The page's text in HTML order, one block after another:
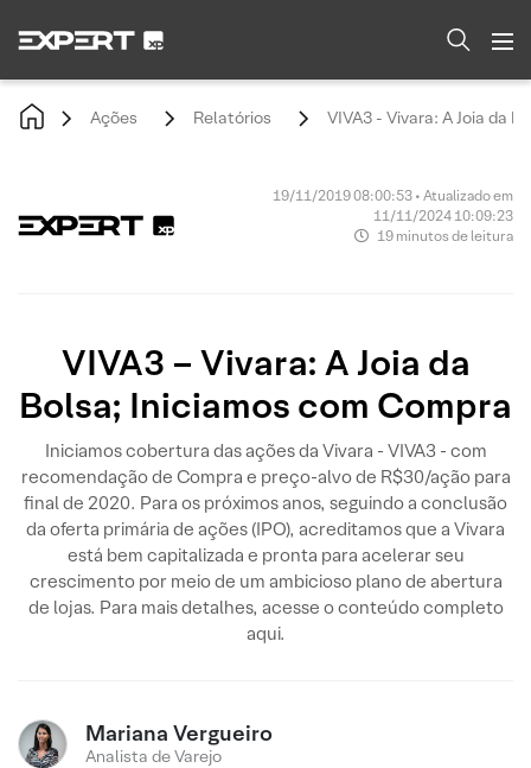
Ações Relatórios VIVA3 - Vivara: A Joia da
19/11/2019 08:00:53 • Atualizado em
11/11/2024 10:09:23
19 minutos de leitura
VIVA3 – Vivara: A Joia da
Bolsa; Iniciamos com Compra
Iniciamos cobertura das ações da Vivara - VIVA3 - com
recomendação de Compra e preço-alvo de R$30/ação para
final de 2020. Para os próximos anos, seguindo a conclusão
da oferta primária de ações (IPO), acreditamos que a Vivara
está bem capitalizada e pronta para acelerar seu
crescimento por meio de um ambicioso plano de abertura
de lojas. Para mais detalhes, acesse o conteúdo completo
aqui.
Mariana Vergueiro
Analista de Varejo